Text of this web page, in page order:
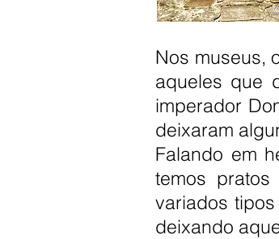
Nos museus,
aqueles que
imperador
deixaram
Falando em
temos
variados
deixando